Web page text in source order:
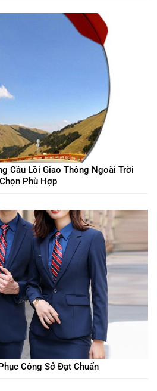
Cầu Lồi Giao Thông Ngoài Trời
Phù Hợp
Công Sở Đạt Chuẩn